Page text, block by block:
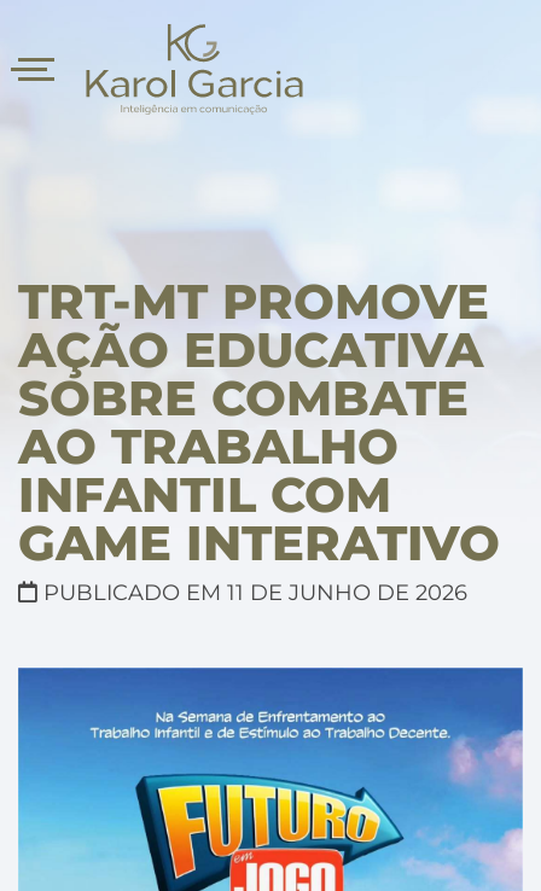
TRT-MT PROMOVE
AÇÃO EDUCATIVA
SOBRE COMBATE
AO TRABALHO
INFANTIL COM
GAME INTERATIVO
PUBLICADO EM 11 DE JUNHO DE 2026